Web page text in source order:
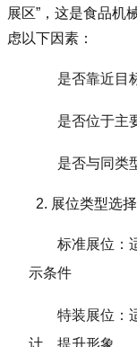
展区”，这是食品机
虑以下因素：
是否靠近目
是否位于主
是否与同类
2. 展位类型选择
标准展位：
示条件
特装展位：
计，提升形象